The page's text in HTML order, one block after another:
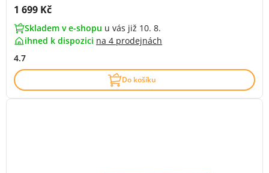
Cena s DPH:
1 699 Kč
Skladem v e-shopu u vás již 10. 8.
ihned k dispozici na 4 prodejnách
4.7
Do košíku